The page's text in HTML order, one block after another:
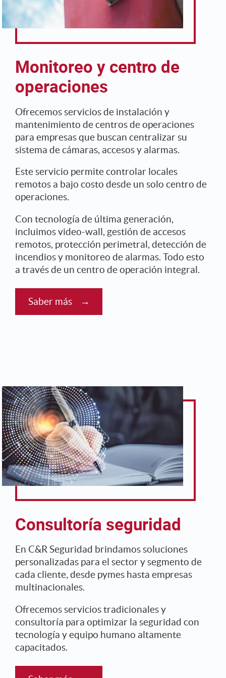
Monitoreo y centro de
operaciones
Ofrecemos servicios de instalación y
mantenimiento de centros de operaciones
para empresas que buscan centralizar su
sistema de cámaras, accesos y alarmas.
Este servicio permite controlar locales
remotos a bajo costo desde un solo centro de
operaciones.
Con tecnología de última generación,
incluimos video-wall, gestión de accesos
remotos, protección perimetral, detección de
incendios y monitoreo de alarmas. Todo esto
a través de un centro de operación integral.
Saber más
Consultoría seguridad
En C&R Seguridad brindamos soluciones
personalizadas para el sector y segmento de
cada cliente, desde pymes hasta empresas
multinacionales.
Ofrecemos servicios tradicionales y
consultoría para optimizar la seguridad con
tecnología y equipo humano altamente
capacitados.